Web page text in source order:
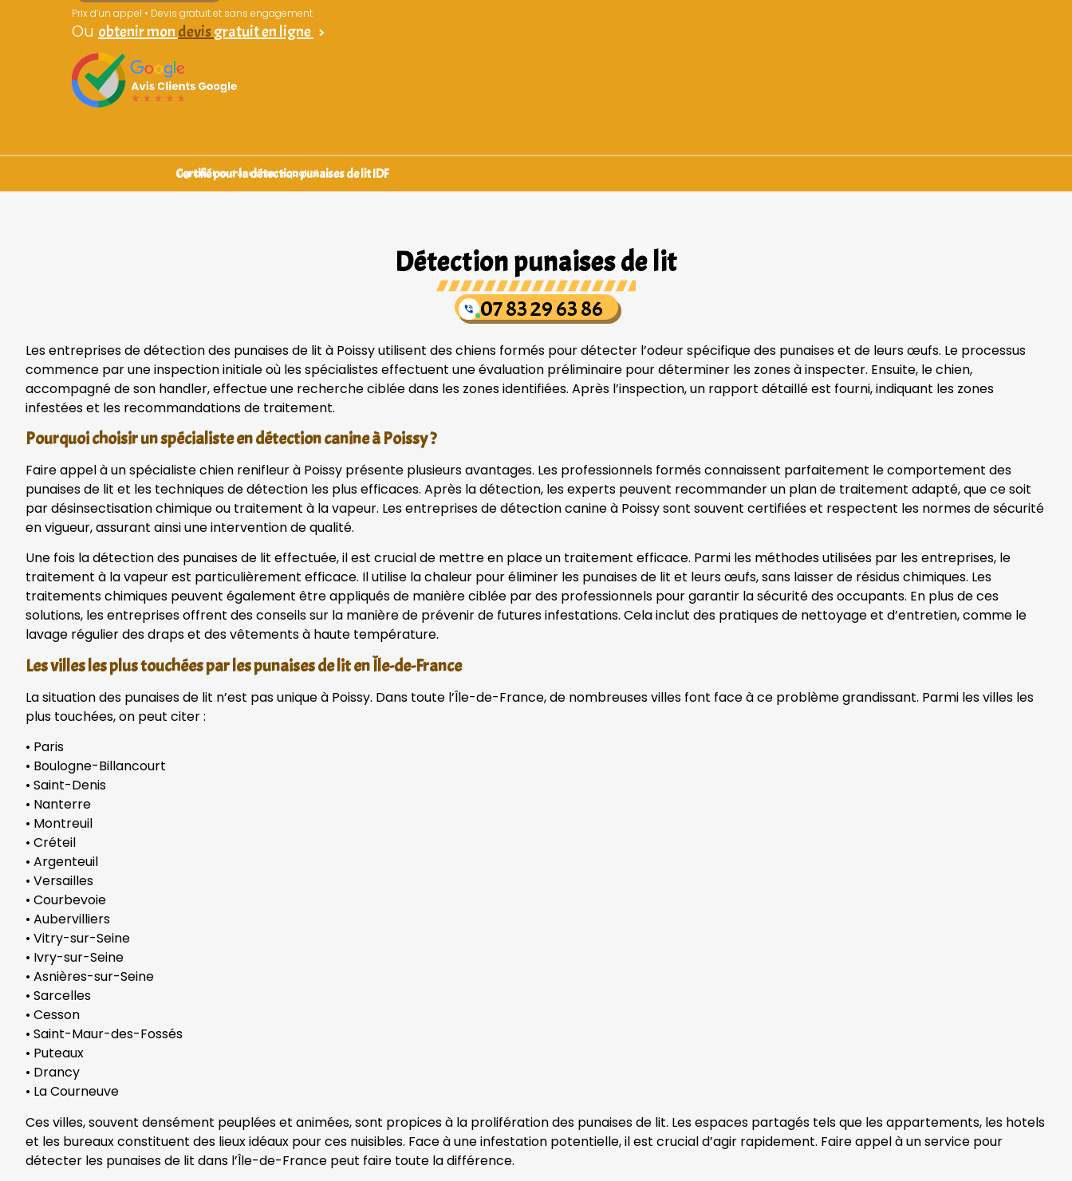
Prix d’un appel • Devis gratuit et sans engagement
Ou obtenir mon devis gratuit en ligne >
Certifié pour la détection punaises de lit IDF
Signataires d’une charte qualité
Détection punaises de lit
07 83 29 63 86
Les entreprises de détection des punaises de lit à Poissy utilisent des chiens formés pour détecter l’odeur spécifique des punaises et de leurs œufs. Le processus
commence par une inspection initiale où les spécialistes effectuent une évaluation préliminaire pour déterminer les zones à inspecter. Ensuite, le chien,
accompagné de son handler, effectue une recherche ciblée dans les zones identifiées. Après l’inspection, un rapport détaillé est fourni, indiquant les zones
infestées et les recommandations de traitement.
Pourquoi choisir un spécialiste en détection canine à Poissy ?
Faire appel à un spécialiste chien renifleur à Poissy présente plusieurs avantages. Les professionnels formés connaissent parfaitement le comportement des
punaises de lit et les techniques de détection les plus efficaces. Après la détection, les experts peuvent recommander un plan de traitement adapté, que ce soit
par désinsectisation chimique ou traitement à la vapeur. Les entreprises de détection canine à Poissy sont souvent certifiées et respectent les normes de sécurité
en vigueur, assurant ainsi une intervention de qualité.
Une fois la détection des punaises de lit effectuée, il est crucial de mettre en place un traitement efficace. Parmi les méthodes utilisées par les entreprises, le
traitement à la vapeur est particulièrement efficace. Il utilise la chaleur pour éliminer les punaises de lit et leurs œufs, sans laisser de résidus chimiques. Les
traitements chimiques peuvent également être appliqués de manière ciblée par des professionnels pour garantir la sécurité des occupants. En plus de ces
solutions, les entreprises offrent des conseils sur la manière de prévenir de futures infestations. Cela inclut des pratiques de nettoyage et d’entretien, comme le
lavage régulier des draps et des vêtements à haute température.
Les villes les plus touchées par les punaises de lit en Île-de-France
La situation des punaises de lit n’est pas unique à Poissy. Dans toute l’Île-de-France, de nombreuses villes font face à ce problème grandissant. Parmi les villes les
plus touchées, on peut citer :
• Paris
• Boulogne-Billancourt
• Saint-Denis
• Nanterre
• Montreuil
• Créteil
• Argenteuil
• Versailles
• Courbevoie
• Aubervilliers
• Vitry-sur-Seine
• Ivry-sur-Seine
• Asnières-sur-Seine
• Sarcelles
• Cesson
• Saint-Maur-des-Fossés
• Puteaux
• Drancy
• La Courneuve
Ces villes, souvent densément peuplées et animées, sont propices à la prolifération des punaises de lit. Les espaces partagés tels que les appartements, les hotels
et les bureaux constituent des lieux idéaux pour ces nuisibles. Face à une infestation potentielle, il est crucial d’agir rapidement. Faire appel à un service pour
détecter les punaises de lit dans l’Île-de-France peut faire toute la différence.